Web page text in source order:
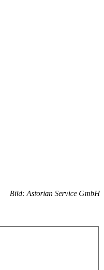
Bild: Astorian Service GmbH